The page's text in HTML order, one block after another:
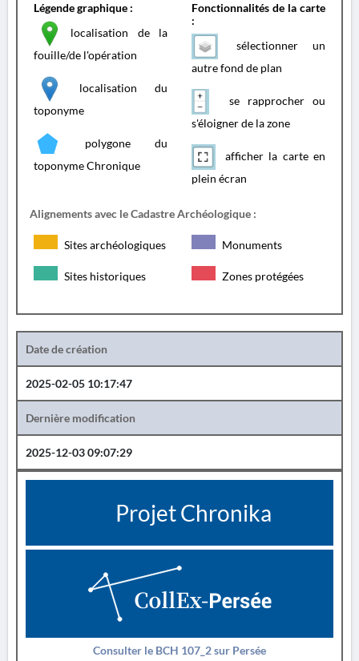
Légende graphique :
localisation de la
fouille/de l'opération
localisation du
toponyme
polygone du
toponyme Chronique
Fonctionnalités de la carte
:
sélectionner un
autre fond de plan
se rapprocher ou
s'éloigner de la zone
afficher la carte en
plein écran
Alignements avec le Cadastre Archéologique :
Sites archéologiques Monuments
Sites historiques Zones protégées
Date de création
2025-02-05 10:17:47
Dernière modification
2025-12-03 09:07:29
Projet Chronika
Consulter le BCH 107_2 sur Persée